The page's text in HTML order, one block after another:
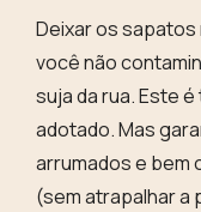
Deixar os sapatos
você não
suja da rua. Este
adotado. Mas
arrumados e bem
(sem atrapalhar a